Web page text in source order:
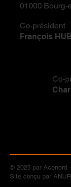
01000 Bourg-
Co-
Co-président
François
© 2025 par Acenord -
Site conçu par